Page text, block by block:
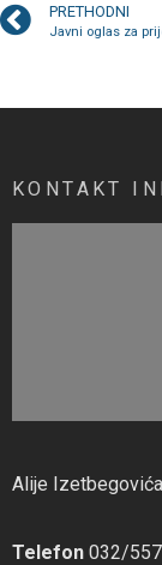
PRETHODNI
KONTAKT
Alije
Telefon 032/